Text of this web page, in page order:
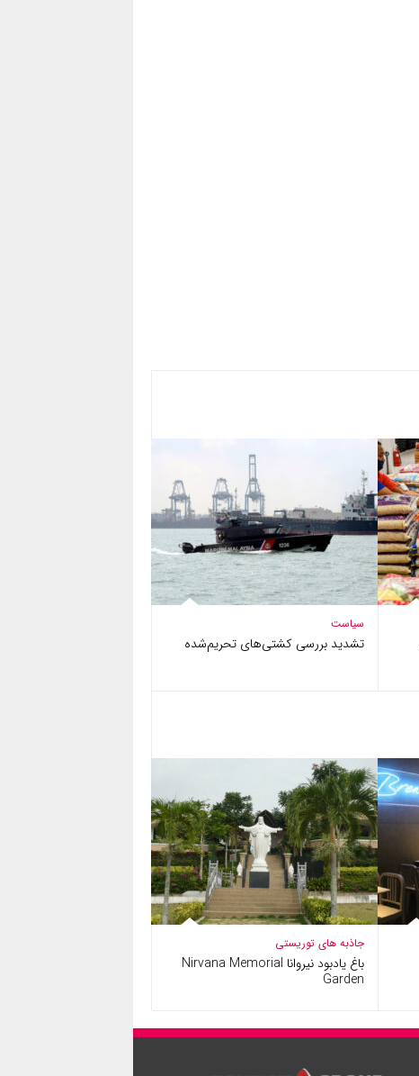
سیاست
تشدید بررسی کشتی‌های تحریم‌شده
جاذبه های توریستی
باغ یادبود نیروانا Nirvana Memorial
Garden